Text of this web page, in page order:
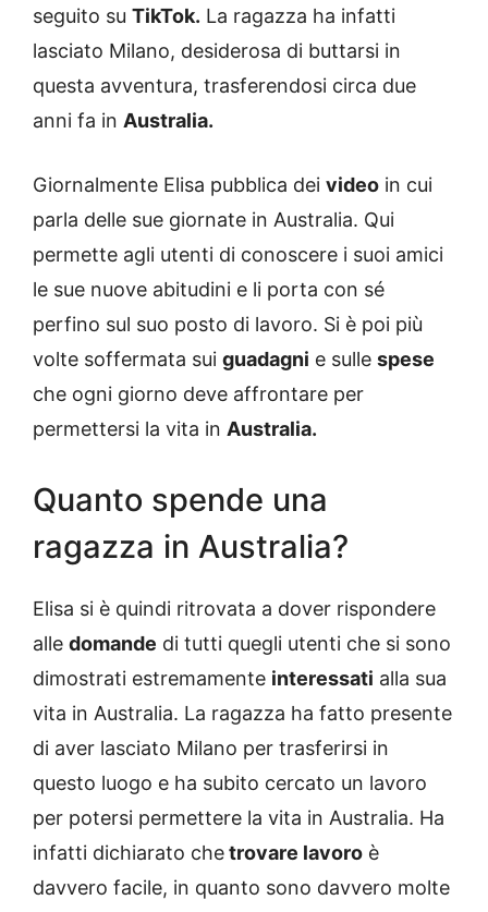
seguito su TikTok. La ragazza ha infatti
lasciato Milano, desiderosa di buttarsi in
questa avventura, trasferendosi circa due
anni fa in Australia.
Giornalmente Elisa pubblica dei video in cui
parla delle sue giornate in Australia. Qui
permette agli utenti di conoscere i suoi amici
le sue nuove abitudini e li porta con sé
perfino sul suo posto di lavoro. Si è poi più
volte soffermata sui guadagni e sulle spese
che ogni giorno deve affrontare per
permettersi la vita in Australia.
Quanto spende una
ragazza in Australia?
Elisa si è quindi ritrovata a dover rispondere
alle domande di tutti quegli utenti che si sono
dimostrati estremamente interessati alla sua
vita in Australia. La ragazza ha fatto presente
di aver lasciato Milano per trasferirsi in
questo luogo e ha subito cercato un lavoro
per potersi permettere la vita in Australia. Ha
infatti dichiarato chetrovare lavoro è
davvero facile, in quanto sono davvero molte